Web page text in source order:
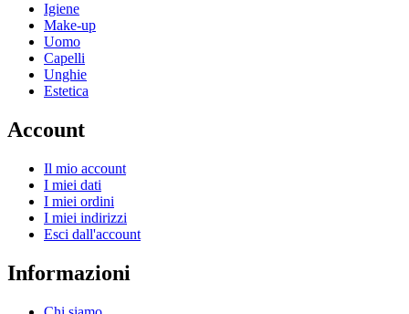
Igiene
Make-up
Uomo
Capelli
Unghie
Estetica
Account
Il mio account
I miei dati
I miei ordini
I miei indirizzi
Esci dall'account
Informazioni